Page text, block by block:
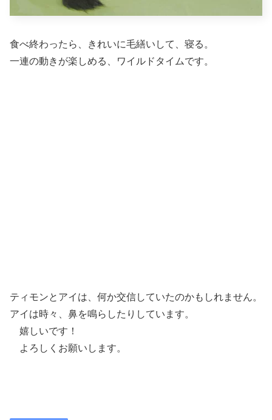
食べ終わったら、きれいに毛繕いして、寝る。
一連の動きが楽しめる、ワイルドタイムです。
ティモンとアイは、何か交信していたのかもしれません。
アイは時々、鼻を鳴らしたりしています。
嬉しいです！
よろしくお願いします。